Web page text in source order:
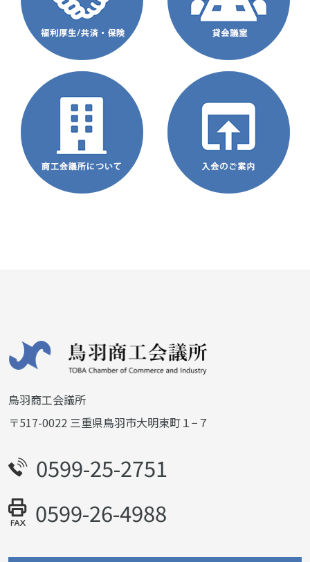
鳥羽商工会議所
〒517-0022 三重県鳥羽市大明東町１−７
0599-25-2751
0599-26-4988